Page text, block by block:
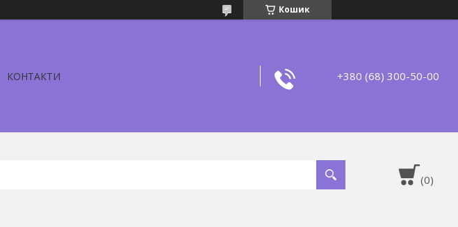
Кошик
КОНТАКТИ +380 (68) 300-50-00